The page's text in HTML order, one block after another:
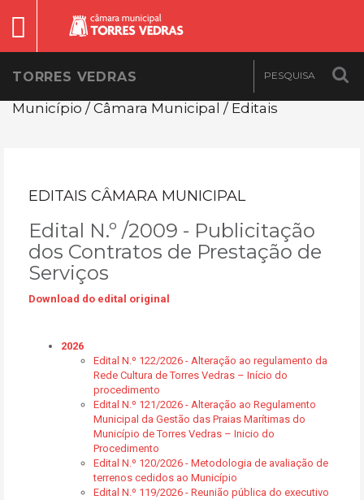
TORRES VEDRAS
Município / Câmara Municipal / Editais
EDITAIS CÂMARA MUNICIPAL
Edital N.º /2009 - Publicitação
dos Contratos de Prestação de
Serviços
Download do edital original
2026
Edital N.º 122/2026 - Alteração ao regulamento da
Rede Cultura de Torres Vedras – Início do
procedimento
Edital N.º 121/2026 - Alteração ao Regulamento
Municipal da Gestão das Praias Marítimas do
Município de Torres Vedras – Inicio do
Procedimento
Edital N.º 120/2026 - Metodologia de avaliação de
terrenos cedidos ao Município
Edital N.º 119/2026 - Reunião pública do executivo